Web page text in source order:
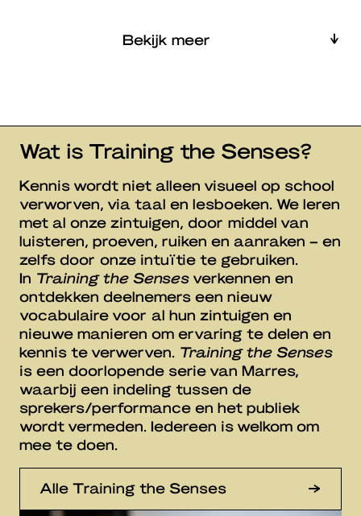
Bekijk meer
Wat is Training the Senses?
Kennis wordt niet alleen visueel op school
verworven, via taal en lesboeken. We leren
met al onze zintuigen, door middel van
luisteren, proeven, ruiken en aanraken – en
zelfs door onze intuïtie te gebruiken.
In Training the Senses verkennen en
ontdekken deelnemers een nieuw
vocabulaire voor al hun zintuigen en
nieuwe manieren om ervaring te delen en
kennis te verwerven. Training the Senses
is een doorlopende serie van Marres,
waarbij een indeling tussen de
sprekers/performance en het publiek
wordt vermeden. Iedereen is welkom om
mee te doen.
Alle Training the Senses